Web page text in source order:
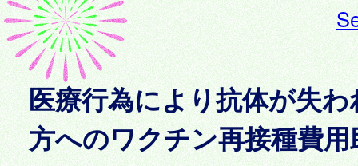
医療行為により抗体が失
方へのワクチン再接種費